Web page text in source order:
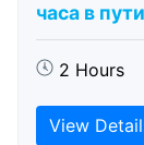
часа в
2 Hours
View